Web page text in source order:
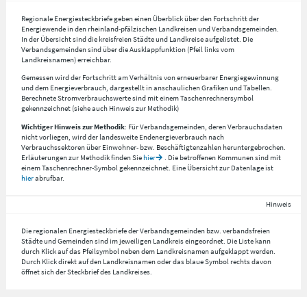
Regionale Energiesteckbriefe geben einen Überblick über den Fortschritt der
Energiewende in den rheinland-pfälzischen Landkreisen und Verbandsgemeinden.
In der Übersicht sind die kreisfreien Städte und Landkreise aufgelistet. Die
Verbandsgemeinden sind über die Ausklappfunktion (Pfeil links vom
Landkreisnamen) erreichbar.
Gemessen wird der Fortschritt am Verhältnis von erneuerbarer Energiegewinnung
und dem Energieverbrauch, dargestellt in anschaulichen Grafiken und Tabellen.
Berechnete Stromverbrauchswerte sind mit einem Taschenrechnersymbol
gekennzeichnet (siehe auch Hinweis zur Methodik)
Wichtiger Hinweis zur Methodik: Für Verbandsgemeinden, deren Verbrauchsdaten
nicht vorliegen, wird der landesweite Endenergieverbrauch nach
Verbrauchssektoren über Einwohner- bzw. Beschäftigtenzahlen heruntergebrochen.
Erläuterungen zur Methodik finden Siehier
. Die betroffenen Kommunen sind mit
einem Taschenrechner-Symbol gekennzeichnet. Eine Übersicht zur Datenlage ist
hierabrufbar.
Hinweis
Die regionalen Energiesteckbriefe der Verbandsgemeinden bzw. verbandsfreien
Städte und Gemeinden sind im jeweiligen Landkreis eingeordnet. Die Liste kann
durch Klick auf das Pfeilsymbol neben dem Landkreisnamen aufgeklappt werden.
Durch Klick direkt auf den Landkreisnamen oder das blaue Symbol rechts davon
öffnet sich der Steckbrief des Landkreises.